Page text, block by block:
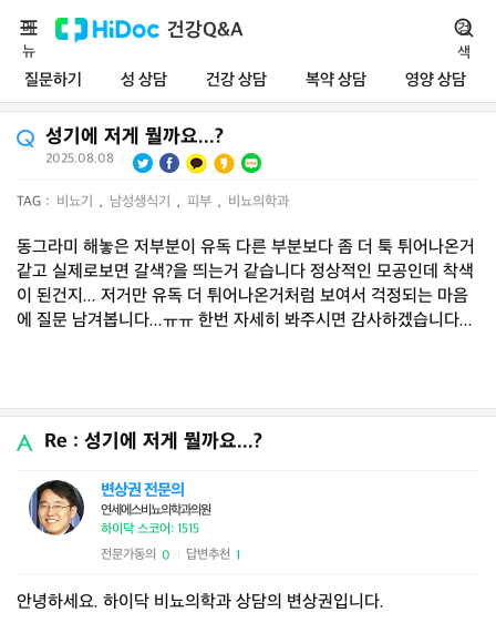
건강Q&A
질문하기 성 상담 건강 상담 복약 상담 영양 상담
메
뉴
검
색
성기에 저게 뭘까요...?
2025.08.08
TAG : 비뇨기 , 남성생식기 , 피부 , 비뇨의학과
동그라미 해놓은 저부분이 유독 다른 부분보다 좀 더 툭 튀어나온거
같고 실제로보면 갈색?을 띄는거 같습니다 정상적인 모공인데 착색
이 된건지... 저거만 유독 더 튀어나온거처럼 보여서 걱정되는 마음
에 질문 남겨봅니다...ㅠㅠ 한번 자세히 봐주시면 감사하겠습니다...
Re : 성기에 저게 뭘까요...?
변상권 전문의
연세에스비뇨의학과의원
하이닥 스코어: 1515
전문가동의 0 답변추천 1
안녕하세요. 하이닥 비뇨의학과 상담의 변상권입니다.